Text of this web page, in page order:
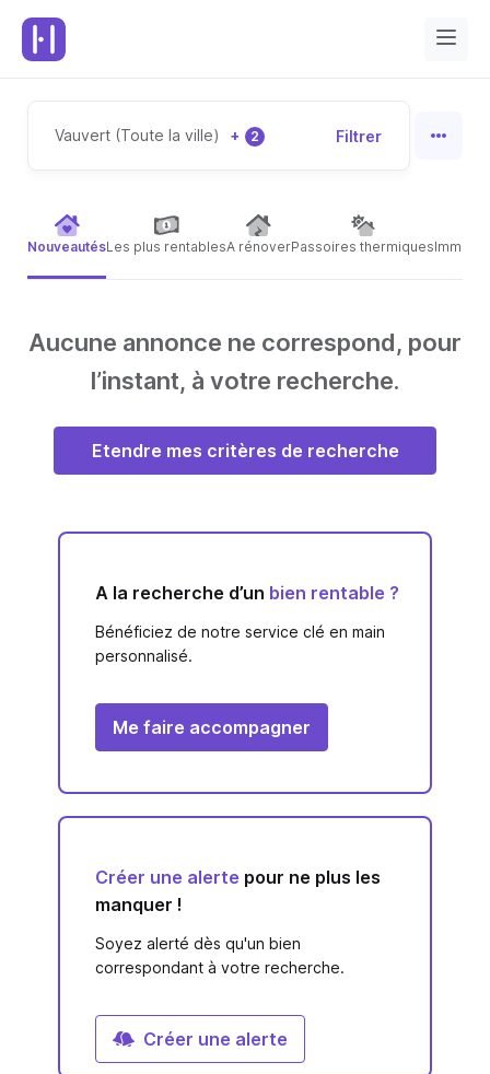
Vauvert (Toute la ville) + 2 Filtrer
NouveautésLes plus rentablesA rénoverPassoires thermiques
Aucune annonce ne correspond, pour
l’instant, à votre recherche.
Etendre mes critères de recherche
A la recherche d’un bien rentable ?
Bénéficiez de notre service clé en main
personnalisé.
Me faire accompagner
Créer une alerte pour ne plus les
manquer !
Soyez alerté dès qu'un bien
correspondant à votre recherche.
Créer une alerte